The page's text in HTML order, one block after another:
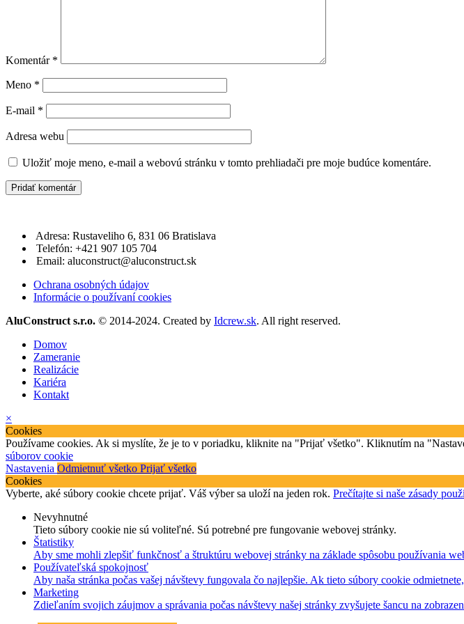
Komentár *
Meno *
E-mail *
Adresa webu
Uložiť moje meno, e-mail a webovú stránku v tomto prehliadači pre moje budúce komentáre.
Adresa: Rustaveliho 6, 831 06 Bratislava
Telefón: +421 907 105 704
Email: aluconstruct@aluconstruct.sk
Ochrana osobných údajov
Informácie o používaní cookies
AluConstruct s.r.o. © 2014-2024. Created by Idcrew.sk. All right reserved.
Domov
Zameranie
Realizácie
Kariéra
Kontakt
×
Cookies
Používame cookies. Ak si myslíte, že je to v poriadku, kliknite na "Prijať všetko". Kliknutím na
súborov cookie
Nastavenia Odmietnuť všetko Prijať všetko
Cookies
Vyberte, aké súbory cookie chcete prijať. Váš výber sa uloží na jeden rok. Prečítajte si naše zásady
Nevyhnutné
Tieto súbory cookie nie sú voliteľné. Sú potrebné pre fungovanie webovej stránky.
Štatistiky
Aby sme mohli zlepšiť funkčnosť a štruktúru webovej stránky na základe spôsobu používania
Používateľská spokojnosť
Aby naša stránka počas vašej návštevy fungovala čo najlepšie. Ak tieto súbory cookie
Marketing
Zdieľaním svojich záujmov a správania počas návštevy našej stránky zvyšujete šancu na